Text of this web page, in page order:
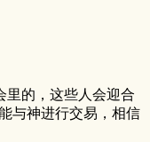
的，这些人会迎合
与神进行交易，相信